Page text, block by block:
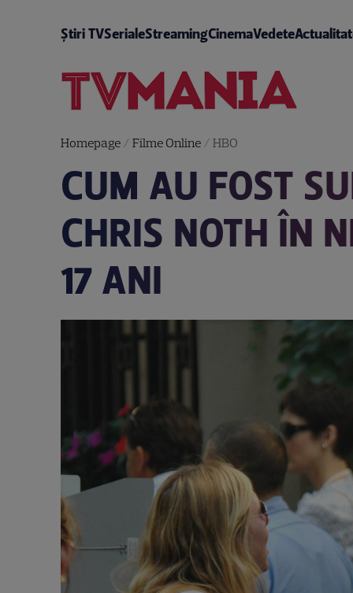
Știri TVSerialeStreamingCinemaVedete
Homepage/ Filme Online/ HBO
CUM AU FOST
CHRIS NOTH ÎN
17 ANI